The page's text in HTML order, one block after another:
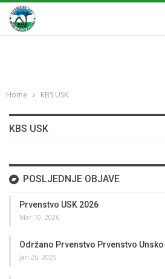
Home KBS USK
KBS USK
POSLJEDNJE OBJAVE
Prvenstvo USK 2026
Mar 10, 2026
Održano Prvenstvo Prvenstvo
Jan 26, 2025